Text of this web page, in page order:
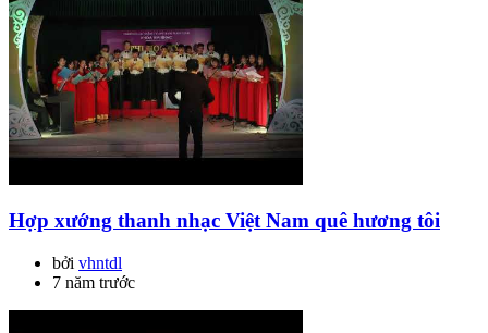
Hợp xướng thanh nhạc Việt Nam quê hương tôi
bởi vhntdl
7 năm trước